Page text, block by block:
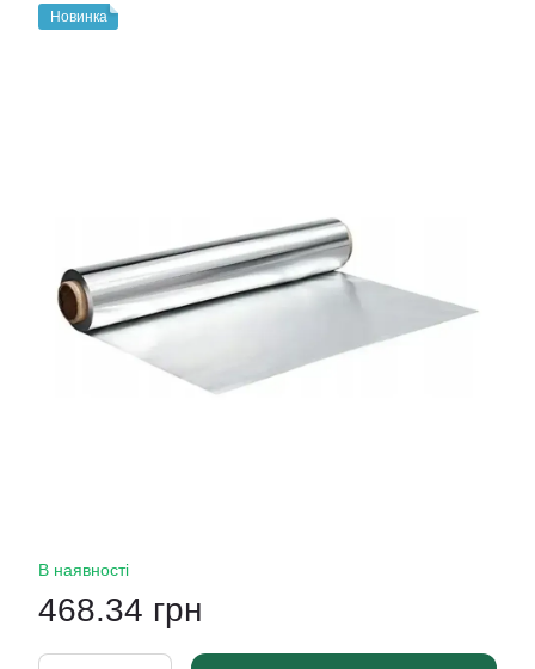
Новинка
В наявності
468.34 грн